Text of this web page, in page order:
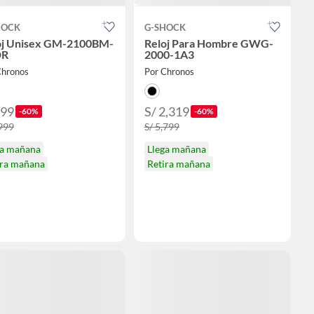
Unisex GM-2100BM-
-60%
mañana
mañana
G-SHOCK
Reloj Para Hombre GWG-
2000-1A3
Por Chronos
S/ 2,319 -60%
S/ 5,799
Llega mañana
Retira mañana